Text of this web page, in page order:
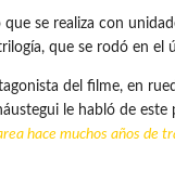
se realiza con
que se rodó en
del filme, en
le habló de
hace muchos años de